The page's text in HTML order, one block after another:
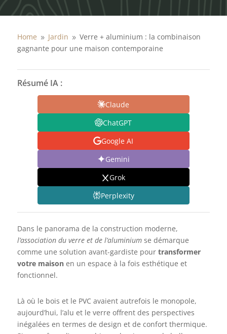
Home 9 Jardin 9 Verre + aluminium : la combinaison
gagnante pour une maison contemporaine
Résumé IA :
Claude
ChatGPT
Google AI
Gemini
Grok
Perplexity
Dans le panorama de la construction moderne,
l’association du verre et de l’aluminiumse démarque
comme une solution avant-gardiste pour transformer
votre maisonen un espace à la fois esthétique et
fonctionnel.
Là où le bois et le PVC avaient autrefois le monopole,
aujourd’hui, l’alu et le verre offrent des perspectives
inégalées en termes de design et de confort thermique.